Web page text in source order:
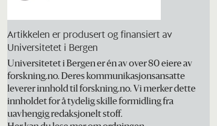
Artikkelen er produsert og finansiert av
Universitetet i Bergen
Universitetet i Bergen er én av over 80 eiere av
forskning.no. Deres kommunikasjonsansatte
leverer innhold til forskning.no. Vi merker dette
innholdet for å tydelig skille formidling fra
uavhengig redaksjonelt stoff.